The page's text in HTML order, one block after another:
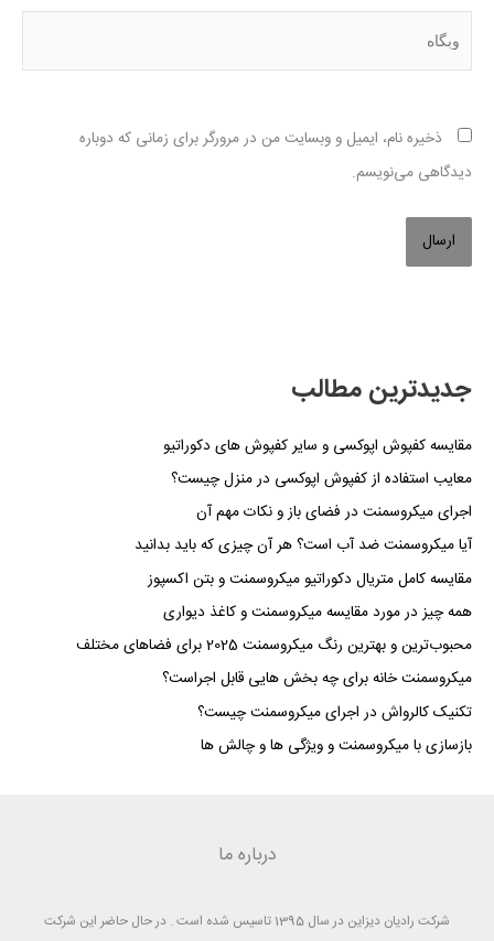
وبگاه
ذخیره نام، ایمیل و وبسایت من در مرورگر برای زمانی که دوباره
دیدگاهی می‌نویسم.
جدیدترین مطالب
مقایسه کفپوش اپوکسی و سایر کفپوش های دکوراتیو
معایب استفاده از کفپوش اپوکسی در منزل چیست؟
اجرای میکروسمنت در فضای باز و نکات مهم آن
آیا میکروسمنت ضد آب است؟ هر آن چیزی که باید بدانید
مقایسه کامل متریال دکوراتیو میکروسمنت و بتن اکسپوز
همه چیز در مورد مقایسه میکروسمنت و کاغذ دیواری
محبوب‌ترین و بهترین رنگ میکروسمنت 2025 برای فضاهای مختلف
میکروسمنت خانه برای چه بخش هایی قابل اجراست؟
تکنیک کالرواش در اجرای میکروسمنت چیست؟
بازسازی با میکروسمنت و ویژگی ها و چالش ها
درباره ما
شرکت رادیان دیزاین در سال 1395 تاسیس شده است . در حال حاضر این شرکت